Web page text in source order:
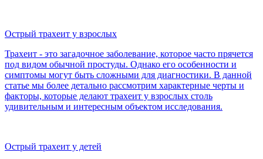
Острый трахеит у взрослых
Трахеит - это загадочное заболевание, которое часто прячется
под видом обычной простуды. Однако его особенности и
симптомы могут быть сложными для диагностики. В данной
статье мы более детально рассмотрим характерные черты и
факторы, которые делают трахеит у взрослых столь
удивительным и интересным объектом исследования.
Острый трахеит у детей